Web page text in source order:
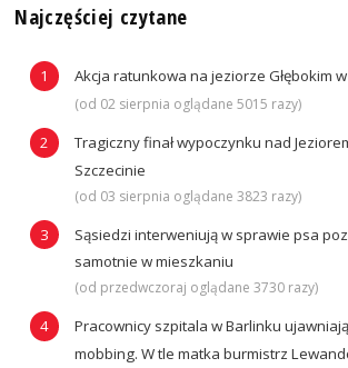
Najczęściej czytane
Akcja ratunkowa na jeziorze Głębokim
(od 02 sierpnia oglądane 5015 razy)
Tragiczny finał wypoczynku nad
Szczecinie
(od 03 sierpnia oglądane 3823 razy)
Sąsiedzi interweniują w sprawie psa
samotnie w mieszkaniu
(od przedwczoraj oglądane 3730 razy)
Pracownicy szpitala w Barlinku
mobbing. W tle matka burmistrz